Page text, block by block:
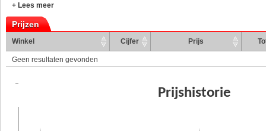
+ Lees meer
Prijzen
Winkel Cijfer Prijs
Geen resultaten gevonden